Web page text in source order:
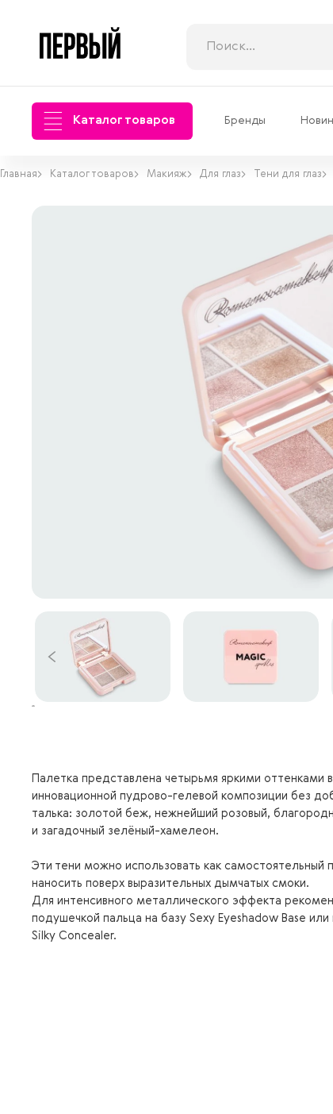
Каталог товаров Бренды
Главная Каталог товаров Макияж Для глаз Тени для глаз
Палетка представлена четырьмя яркими оттенками в
инновационной пудрово-гелевой композиции без
талька: золотой беж, нежнейший розовый,
и загадочный зелёный-хамелеон.
Эти тени можно использовать как самостоятельный
наносить поверх выразительных дымчатых смоки.
Для интенсивного металлического эффекта
подушечкой пальца на базу Sexy Eyeshadow Base
Silky Concealer.